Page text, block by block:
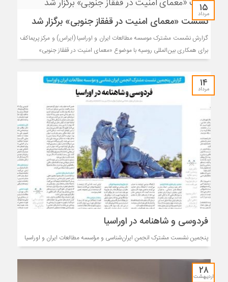
۱۵
مرداد
نشست «معمای امنیت در قفقاز جنوبی» برگزار شد
گزارش نشست مشترک موسسه مطالعات ایران و اوراسیا (ایراس) و مرکز پریماکف
برای همکاری بین‌المللی روسیه با موضوع «معمای امنیت در قفقاز جنوبی»
۱۴
مرداد
فردوسی و شاهنامه در اوراسیا
پنجمین نشست مشترک انجمن ایران‌شناسی و مؤسسه مطالعات ایران و اوراسیا
۲۸
اردیبهشت